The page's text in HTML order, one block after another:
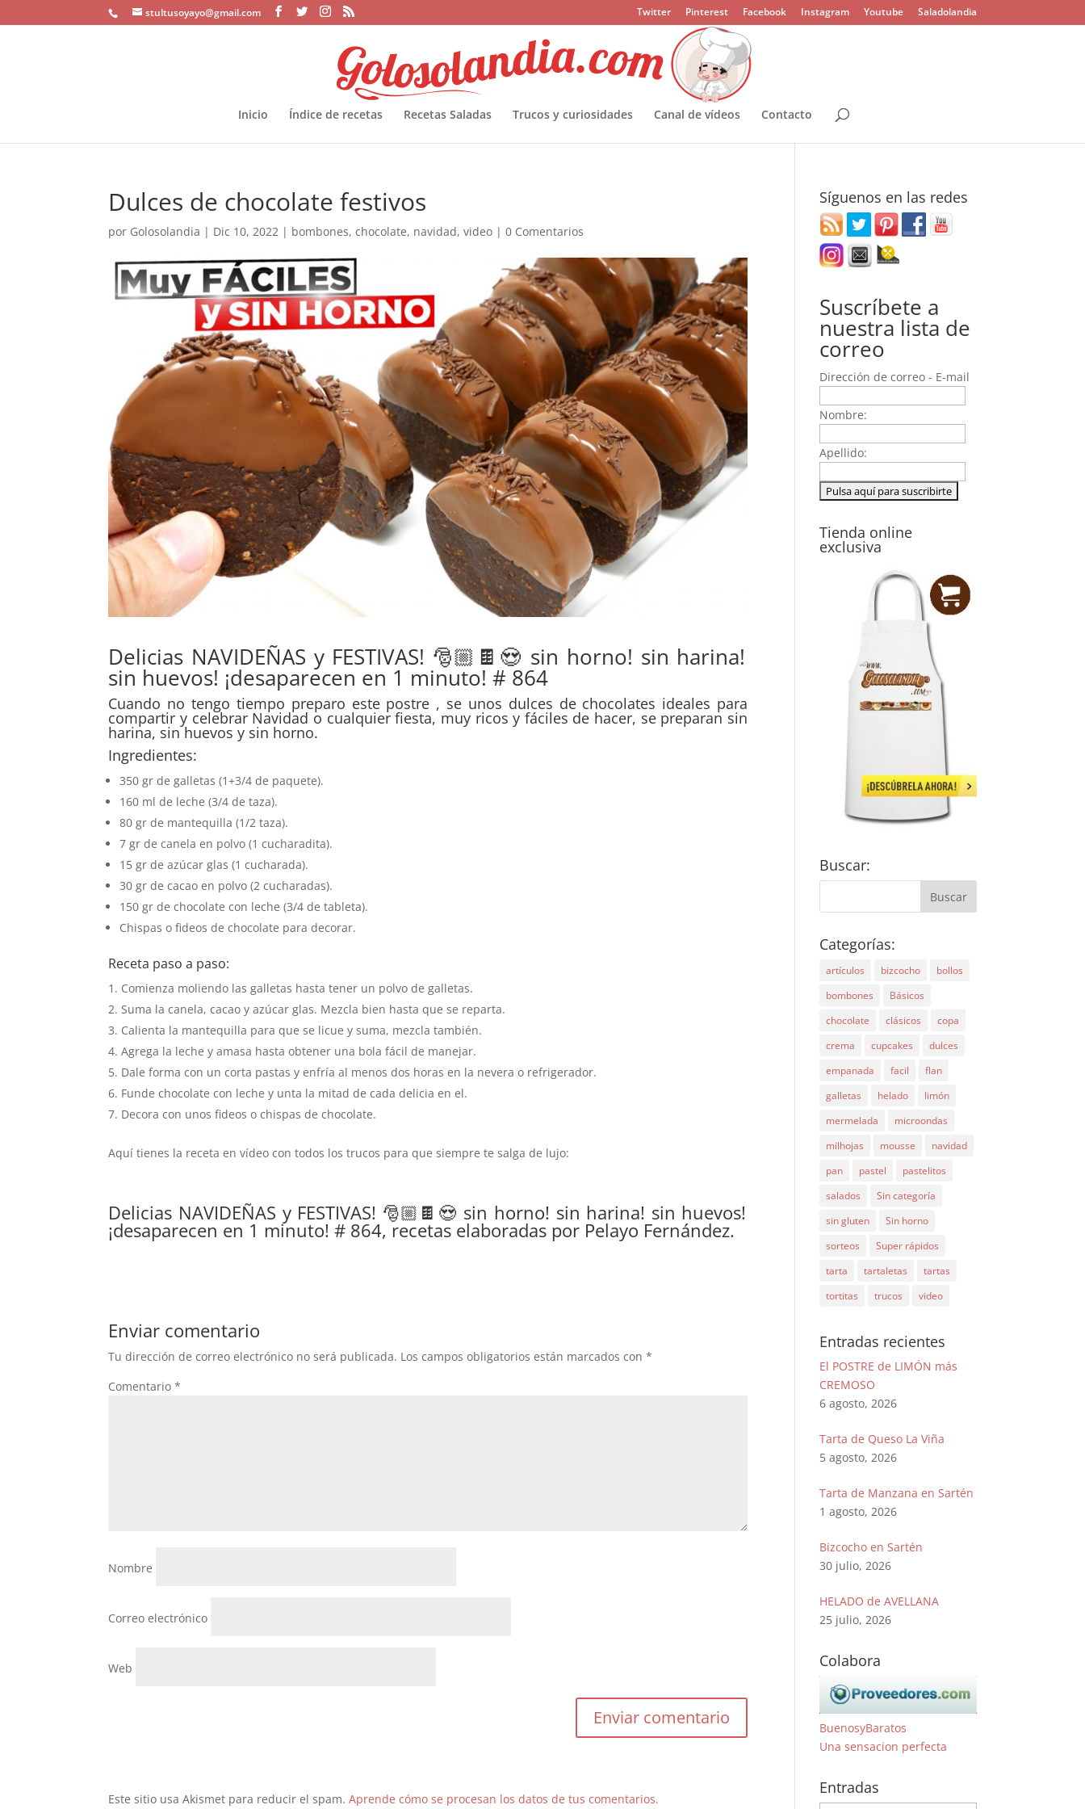
stultusoyayo@gmail.com Twitter Pinterest Facebook Instagram Youtube Saladolandia
Inicio Índice de recetas Recetas Saladas Trucos y curiosidades Canal de vídeos Contacto
Dulces de chocolate festivos
por Golosolandia | Dic 10, 2022 | bombones,chocolate, navidad,video |0 Comentarios
Delicias NAVIDEÑAS y FESTIVAS! 🎅🏼🍫😍 sin horno! sin harina!
sin huevos! ¡desaparecen en 1 minuto! # 864
Cuando no tengo tiempo preparo este postre , se unos dulces de chocolates ideales para
compartir y celebrar Navidad o cualquier fiesta, muy ricos y fáciles de hacer, se preparan sin
harina, sin huevos y sin horno.
Ingredientes:
350 gr de galletas (1+3/4 de paquete).
160 ml de leche (3/4 de taza).
80 gr de mantequilla (1/2 taza).
7 gr de canela en polvo (1 cucharadita).
15 gr de azúcar glas (1 cucharada).
30 gr de cacao en polvo (2 cucharadas).
150 gr de chocolate con leche (3/4 de tableta).
Chispas o fideos de chocolate para decorar.
Receta paso a paso:
Comienza moliendo las galletas hasta tener un polvo de galletas.
Suma la canela, cacao y azúcar glas. Mezcla bien hasta que se reparta.
Calienta la mantequilla para que se licue y suma, mezcla también.
Agrega la leche y amasa hasta obtener una bola fácil de manejar.
Dale forma con un corta pastas y enfría al menos dos horas en la nevera o refrigerador.
Funde chocolate con leche y unta la mitad de cada delicia en el.
Decora con unos fideos o chispas de chocolate.
Aquí tienes la receta en vídeo con todos los trucos para que siempre te salga de lujo:
Delicias NAVIDEÑAS y FESTIVAS! 🎅🏼🍫😍 sin horno! sin harina! sin huevos!
¡desaparecen en 1 minuto! # 864, recetas elaboradas por Pelayo Fernández.
Enviar comentario
Tu dirección de correo electrónico no será publicada. Los campos obligatorios están marcados con*
Comentario*
Nombre
Correo electrónico
Web
Este sitio usa Akismet para reducir el spam.Aprende cómo se procesan los datos de tus comentarios.
Síguenos en las redes
Suscríbete a
nuestra lista de
correo
Dirección de correo - E-mail
Nombre:
Apellido:
Tienda online
exclusiva
Buscar:
Categorías:
artículos bizcocho
bollos
bombones
Básicos
chocolate
clásicos
copa
crema
cupcakes
dulces
empanada
facil
flan
galletas
helado
limón
mermelada
microondas
milhojas
mousse
navidad
pan
pastel
pastelitos
salados
Sin categoría
sin gluten
Sin horno
sorteos
Super rápidos
tarta
tartaletas
tartas
tortitas
trucos video
Entradas recientes
El POSTRE de LIMÓN más
CREMOSO
6 agosto, 2026
Tarta de Queso La Viña
5 agosto, 2026
Tarta de Manzana en Sartén
1 agosto, 2026
Bizcocho en Sartén
30 julio, 2026
HELADO de AVELLANA
25 julio, 2026
Colabora
BuenosyBaratos
Una sensacion perfecta
Entradas